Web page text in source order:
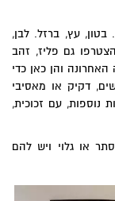
בטון, עץ, ברזל. לבן,
גם פליז, זהב
והן כאן כדי
דקיק או מאסיבי
נוספות, עם זכוכית,
או גלוי ויש להם